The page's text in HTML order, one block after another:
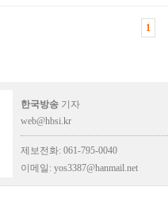
1
한국방송 기자
web@hbsi.kr
제보전화: 061-795-0040
이메일: yos3387@hanmail.net